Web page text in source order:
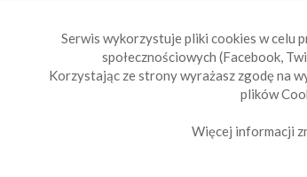
Sailbook.pl to
wiadomości ze
nie tylko.
Skontaktuj się z
Serwis wykorzystuje pliki cookies w celu
społecznościowych (Facebook,
Korzystając ze strony wyrażasz zgodę na
plików
Więcej informacji